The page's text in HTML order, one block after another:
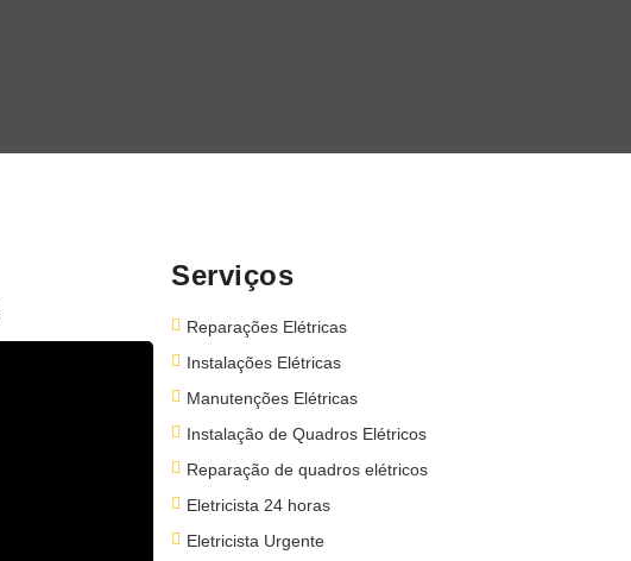
Serviços
Reparações Elétricas
Instalações Elétricas
Manutenções Elétricas
Instalação de Quadros Elétricos
Reparação de quadros elétricos
Eletricista 24 horas
Eletricista Urgente